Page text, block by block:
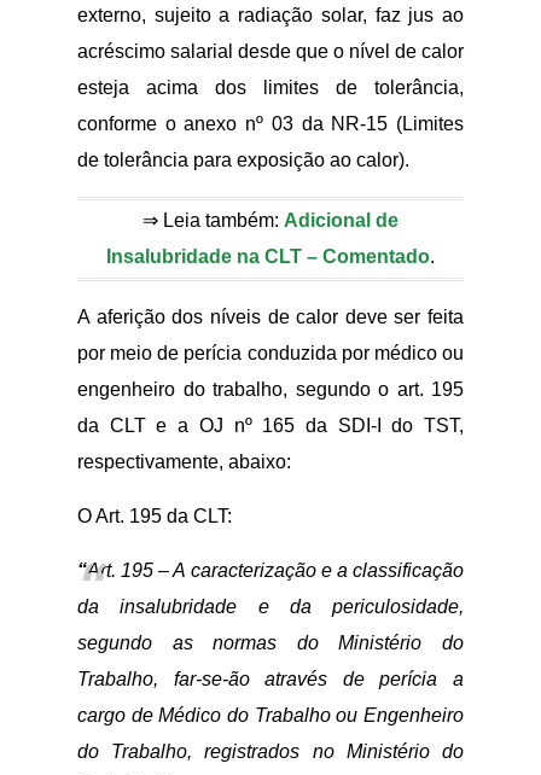
externo, sujeito a radiação solar, faz jus ao
acréscimo salarial desde que o nível de calor
esteja acima dos limites de tolerância,
conforme o anexo nº 03 da NR-15 (Limites
de tolerância para exposição ao calor).
⇒ Leia também: Adicional de
Insalubridade na CLT – Comentado.
A aferição dos níveis de calor deve ser feita
por meio de perícia conduzida por médico ou
engenheiro do trabalho, segundo o art. 195
da CLT e a OJ nº 165 da SDI-I do TST,
respectivamente, abaixo:
O Art. 195 da CLT:
“Art. 195 – A caracterização e a classificação
da insalubridade e da periculosidade,
segundo as normas do Ministério do
Trabalho, far-se-ão através de perícia a
cargo de Médico do Trabalho ou Engenheiro
do Trabalho, registrados no Ministério do